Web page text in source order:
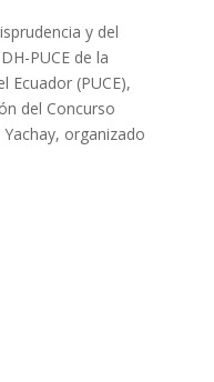
y del
PUCE de la
Ecuador (PUCE),
del Concurso
organizado